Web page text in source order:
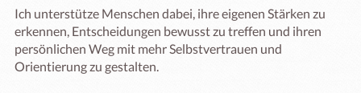
Ich unterstütze Menschen dabei, ihre eigenen Stärken zu
erkennen, Entscheidungen bewusst zu treffen und ihren
persönlichen Weg mit mehr Selbstvertrauen und
Orientierung zu gestalten.